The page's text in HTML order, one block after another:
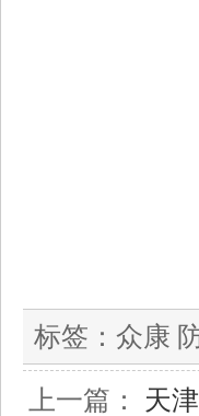
标签： 众康
上一篇： 天